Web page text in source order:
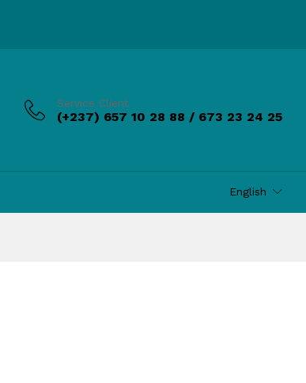
Service Client
(+237) 657 10 28 88 / 673 23 24 25
English